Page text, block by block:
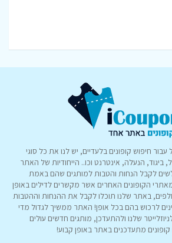
חיפוש קופונים בלעדיים, יש לנו את כל סוגי
ביגוד, הנעלה, אינטרנט וכו.. הייחודיות של האתר
לקבל הנחות והטבות למותגים שהם באמת
הקופונים האחרים אשר מקשרים לדילים באופן
באתר שלנו תוכלו לקבל את ההנחות וההטבות
לרכוש בהם בכל אופן! האתר ממשיך לגדול מדי
שלנו ולהתעדכן, מותגים חדשים עולים
מתעדכנים באתר באופן קבוע!